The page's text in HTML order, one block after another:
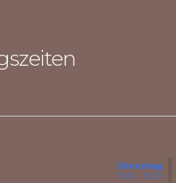
Dienstag
9:00 – 15:00